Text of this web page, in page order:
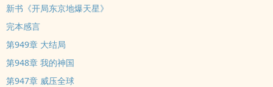
新书《开局东京地爆天星》
完本感言
第949章 大结局
第948章 我的神国
第947章 威压全球